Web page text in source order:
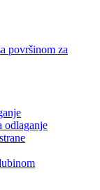
površinom za
odlaganje